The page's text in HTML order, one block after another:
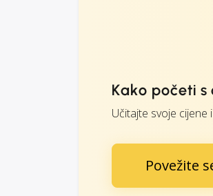
Kako početi
Učitajte svoje
Povežite